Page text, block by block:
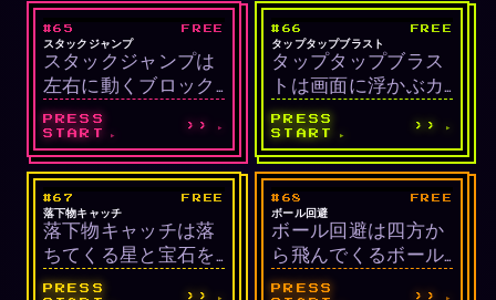
す。すべての単語を
見つければクリア
で、速いほど時間ボ
ーナスが追加されま
す。
めるとボーナス得
点、深度がそのまま
点数になります。
アーケード/タイミ
ング
LIVE
#65 FREE
スタックジャンプ
スタックジャンプは
左右に動くブロック
をタイミングよく止
めて積み上げるタイ
ミングゲームです。
前のブロックからは
み出した部分は切り
落とされ、パーフェ
クト一致で幅が再び
広がります。
PRESS
START
››
アーケード/タップLIVE
#66 FREE
タップタップブラスト
タップタップブラス
トは画面に浮かぶカ
ラーバブルを素早く
タップして割るアー
ケードゲームです。
同色を連続タップす
るとコンボマルチが
最大×5まで上がりま
す。
PRESS
START
››
アーケード LIVE
#67 FREE
落下物キャッチ
落下物キャッチは落
ちてくる星と宝石を
パドルで受け止め、
PRESS
››
アーケード/回避 LIVE
#68 FREE
ボール回避
ボール回避は四方か
ら飛んでくるボール
を避けてできるだけ
PRESS
››